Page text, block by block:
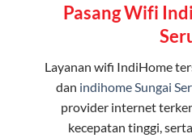
Pasang Wifi
Layanan wifi IndiHome
dan indihome Sungai
provider internet
kecepatan tinggi,